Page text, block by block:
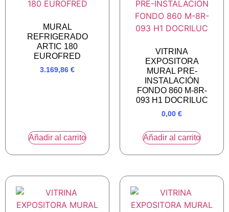
MURAL
REFRIGERADO
ARTIC 180
EUROFRED
3.169,86 €
Añadir al carrito
VITRINA
EXPOSITORA
MURAL PRE-
INSTALACIÓN
FONDO 860 M-8R-
093 H1 DOCRILUC
0,00 €
Añadir al carrito